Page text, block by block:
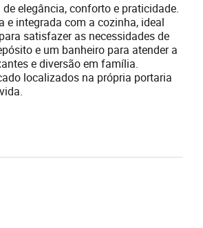
elegância, conforto e praticidade.
e integrada com a cozinha, ideal
satisfazer as necessidades de
e um banheiro para atender a
e diversão em família.
localizados na própria portaria